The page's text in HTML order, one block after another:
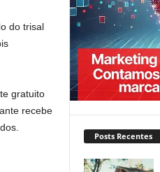
do trisal
gratuito
recebe
Posts Recentes